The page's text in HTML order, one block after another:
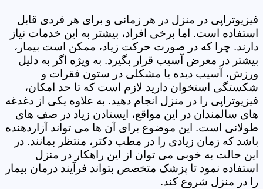
فیزیوتراپی در منزل در هر زمانی و برای هر فردی قابل
استفاده است. اما برخی افراد، بیشتر به این خدمات نیاز
دارند. چرا که در صورت حرکت زیاد، ممکن است بیمار،
بیشتر در معرض آسیب قرار بگیرد. به ویژه اگر به دلیل
ورزش، آسیب دیده یا مشکلی در ستون فقرات و
شکستگی استخوان دارید لازم است که تا حد امکان،
فیزیوتراپی را در منزل انجام دهید. به علاوه یکی از دغدغه
های سالمندان در این مواقع، ایستادن زیاد در صف های
طولانی است. این موضوع برای آن ها می تواند آزاردهنده
باشد که زمان زیادی را در مطب دکتر، منتظر بمانند. در
این حالت به خوبی می توان از این راهکار در منزل
استفاده نمود تا پزشک متخصص بتواند فرآیند درمان بیمار
را در منزل شروع کند.